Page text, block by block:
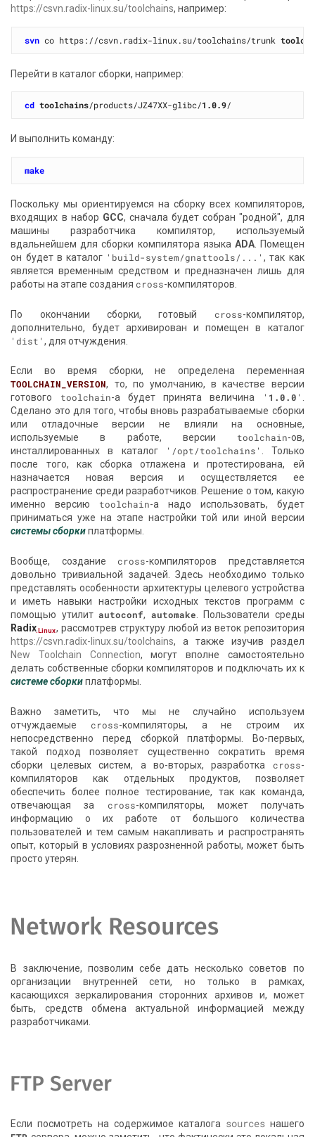
https://csvn.radix-linux.su/toolchains, например:
svn co https://csvn.radix-linux.su/toolchains/trunk
Перейти в каталог сборки, например:
cd toolchains/products/JZ47XX-glibc/1.0.9
И выполнить команду:
make
Поскольку мы ориентируемся на сборку всех компиляторов,
входящих в набор GCC, сначала будет собран "родной", для
машины разработчика компилятор, используемый
вдальнейшем для сборки компилятора языка ADA. Помещен
он будет в каталог 'build-system/gnattools/...', так как
является временным средством и предназначен лишь для
работы на этапе создания cross-компиляторов.
По окончании сборки, готовый cross-компилятор,
дополнительно, будет архивирован и помещен в каталог
'dist', для отчуждения.
Если во время сборки, не определена переменная
TOOLCHAIN_VERSION, то, по умолчанию, в качестве версии
готового toolchain-а будет принята величина ' 1.0.0 ' .
Сделано это для того, чтобы вновь разрабатываемые сборки
или отладочные версии не влияли на основные,
используемые в работе, версии toolchain-ов,
инсталлированных в каталог
'/opt/toolchains' . Только
после того, как сборка отлажена и протестирована, ей
назначается новая версия и осуществляется ее
распространение среди разработчиков. Решение о том, какую
именно версию toolchain-а надо использовать, будет
приниматься уже на этапе настройки той или иной версии
системы сборкиплатформы.
Вообще, создание cross-компиляторов представляется
довольно тривиальной задачей. Здесь необходимо только
представлять особенности архитектуры целевого устройства
и иметь навыки настройки исходных текстов программ с
помощью утилитautoconf, automake . Пользователи среды
Radix.Linux, рассмотрев структуру любой из веток репозитория
https://csvn.radix-linux.su/toolchains, а также изучив раздел
New Toolchain Connection, могут вполне самостоятельно
делать собственные сборки компиляторов и подключать их к
системе сборкиплатформы.
Важно заметить, что мы не случайно используем
отчуждаемые cross-компиляторы, а не строим их
непосредственно перед сборкой платформы. Во-первых,
такой подход позволяет существенно сократить время
сборки целевых систем, а во-вторых, разработка cross-
компиляторов как отдельных продуктов, позволяет
обеспечить более полное тестирование, так как команда,
отвечающая за cross-компиляторы, может получать
информацию о их работе от большого количества
пользователей и тем самым накапливать и распространять
опыт, который в условиях разрозненной работы, может быть
просто утерян.
Network Resources
В заключение, позволим себе дать несколько советов по
организации внутренней сети, но только в рамках,
касающихся зеркалирования сторонних архивов и, может
быть, средств обмена актуальной информацией между
разработчиками.
FTP Server
Если посмотреть на содержимое каталога sourcesнашего